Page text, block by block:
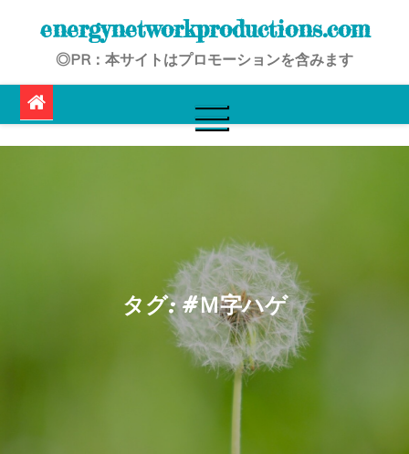
energynetworkproductions.com
◎PR：本サイトはプロモーションを含みます
タグ:#Ｍ字ハゲ